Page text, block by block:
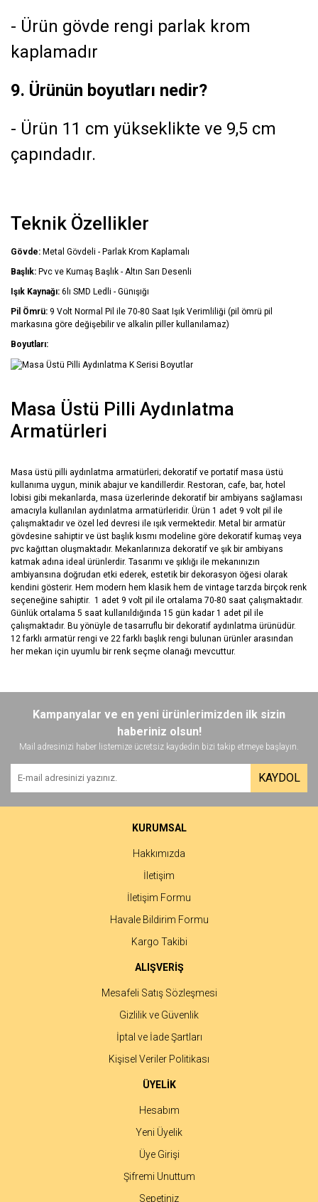
- Ürün gövde rengi parlak krom
kaplamadır
9. Ürünün boyutları nedir?
- Ürün 11 cm yükseklikte ve 9,5 cm
çapındadır.
Teknik Özellikler
Gövde: Metal Gövdeli - Parlak Krom Kaplamalı
Başlık: Pvc ve Kumaş Başlık - Altın Sarı Desenli
Işık Kaynağı: 6lı SMD Ledli - Günışığı
Pil Ömrü: 9 Volt Normal Pil ile 70-80 Saat Işık Verimliliği (pil ömrü pil
markasına göre değişebilir ve alkalin piller kullanılamaz)
Boyutları:
Masa Üstü Pilli Aydınlatma
Armatürleri
Masa üstü pilli aydınlatma armatürleri; dekoratif ve portatif masa üstü
kullanıma uygun, minik abajur ve kandillerdir. Restoran, cafe, bar, hotel
lobisi gibi mekanlarda, masa üzerlerinde dekoratif bir ambiyans sağlaması
amacıyla kullanılan aydınlatma armatürleridir. Ürün 1 adet 9 volt pil ile
çalışmaktadır ve özel led devresi ile ışık vermektedir. Metal bir armatür
gövdesine sahiptir ve üst başlık kısmı modeline göre dekoratif kumaş veya
pvc kağıttan oluşmaktadır. Mekanlarınıza dekoratif ve şık bir ambiyans
katmak adına ideal ürünlerdir. Tasarımı ve şıklığı ile mekanınızın
ambiyansına doğrudan etki ederek, estetik bir dekorasyon öğesi olarak
kendini gösterir. Hem modern hem klasik hem de vintage tarzda birçok renk
seçeneğine sahiptir. 1 adet 9 volt pil ile ortalama 70-80 saat çalışmaktadır.
Günlük ortalama 5 saat kullanıldığında 15 gün kadar 1 adet pil ile
çalışmaktadır. Bu yönüyle de tasarruflu bir dekoratif aydınlatma ürünüdür.
12 farklı armatür rengi ve 22 farklı başlık rengi bulunan ürünler arasından
her mekan için uyumlu bir renk seçme olanağı mevcuttur.
Bu ürüne ilk yorumu siz yapın!
Yorum Yaz
tarafımıza iletebilirsiniz.
Görüş ve önerileriniz için teşekkür ederiz.
Ürün resmi kalitesiz, bozuk veya görüntülenemiyor.
Ürün açıklamasında eksik bilgiler bulunuyor.
Ürün fiyatı diğer sitelerden daha pahalı.
Gönder
Kampanyalar ve en yeni ürünlerimizden ilk sizin
haberiniz olsun!
Mail adresinizi haber listemize ücretsiz kaydedin bizi takip etmeye başlayın.
KAYDOL
KURUMSAL
Hakkımızda
İletişim
İletişim Formu
Havale Bildirim Formu
Kargo Takibi
ALIŞVERİŞ
Mesafeli Satış Sözleşmesi
Gizlilik ve Güvenlik
İptal ve İade Şartları
Kişisel Veriler Politikası
ÜYELİK
Hesabım
Yeni Üyelik
Üye Girişi
Şifremi Unuttum
Sepetiniz